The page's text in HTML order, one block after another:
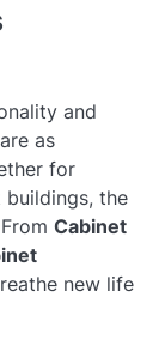
and
as
for
buildings, the
Cabinet
new life